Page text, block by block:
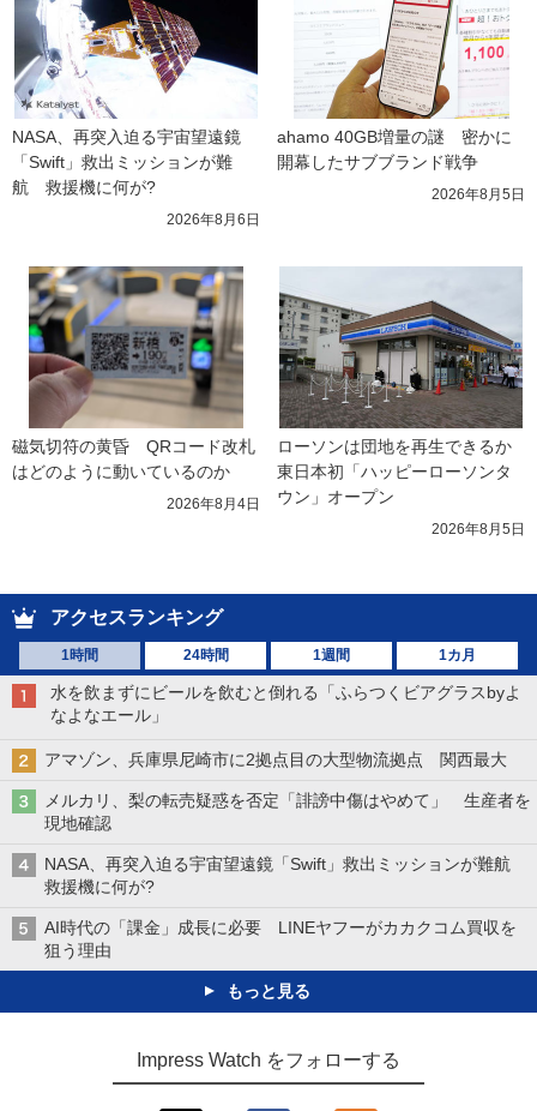
NASA、再突入迫る宇宙望遠鏡
「Swift」救出ミッションが難
航　救援機に何が?
2026年8月6日
ahamo 40GB増量の謎　密かに
開幕したサブブランド戦争
2026年8月5日
磁気切符の黄昏　QRコード改札
はどのように動いているのか
2026年8月4日
ローソンは団地を再生できるか
東日本初「ハッピーローソンタ
ウン」オープン
2026年8月5日
アクセスランキング
1時間 24時間 1週間 1カ月
水を飲まずにビールを飲むと倒れる「ふらつくビアグラスbyよ
なよなエール」
アマゾン、兵庫県尼崎市に2拠点目の大型物流拠点 関西最大
メルカリ、梨の転売疑惑を否定「誹謗中傷はやめて」 生産者を
現地確認
NASA、再突入迫る宇宙望遠鏡「Swift」救出ミッションが難航
救援機に何が?
AI時代の「課金」成長に必要 LINEヤフーがカカクコム買収を
狙う理由
もっと見る
Impress Watch をフォローする